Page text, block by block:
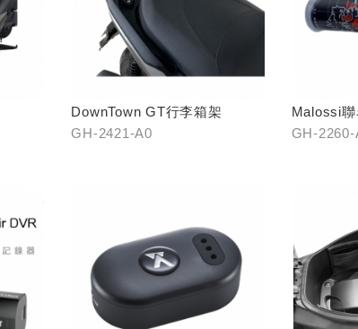
DownTown GT行李箱架
GH-2421-A0
Malossi
口)/(無開
GH-